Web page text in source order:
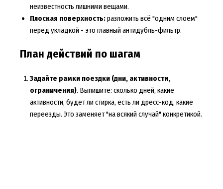
неизвестность лишними вещами.
Плоская поверхность:разложить всё "одним слоем"
перед укладкой - это главный антидубль-фильтр.
План действий по шагам
Задайте рамки поездки (дни, активности,
ограничения). Выпишите: сколько дней, какие
активности, будет ли стирка, есть ли дресс-код, какие
переезды. Это заменяет "на всякий случай" конкретикой.